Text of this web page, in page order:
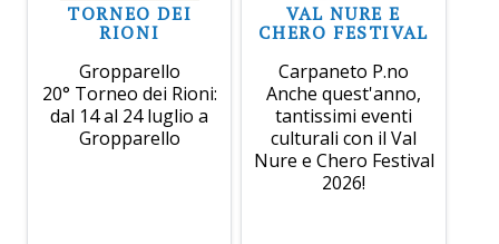
TORNEO DEI
RIONI
Gropparello
20° Torneo dei Rioni:
dal 14 al 24 luglio a
Gropparello
VAL NURE E
CHERO FESTIVAL
Carpaneto P.no
Anche quest'anno,
tantissimi eventi
culturali con il Val
Nure e Chero Festival
2026!